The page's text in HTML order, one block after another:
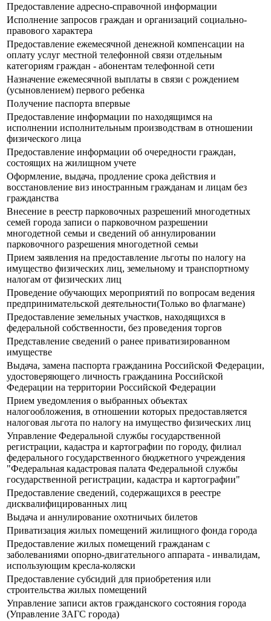
Предоставление адресно-справочной информации
Исполнение запросов граждан и организаций социально-
правового характера
Предоставление ежемесячной денежной компенсации на
оплату услуг местной телефонной связи отдельным
категориям граждан - абонентам телефонной сети
Назначение ежемесячной выплаты в связи с рождением
(усыновлением) первого ребенка
Получение паспорта впервые
Предоставление информации по находящимся на
исполнении исполнительным производствам в отношении
физического лица
Предоставление информации об очередности граждан,
состоящих на жилищном учете
Оформление, выдача, продление срока действия и
восстановление виз иностранным гражданам и лицам без
гражданства
Внесение в реестр парковочных разрешений многодетных
семей города записи о парковочном разрешении
многодетной семьи и сведений об аннулировании
парковочного разрешения многодетной семьи
Прием заявления на предоставление льготы по налогу на
имущество физических лиц, земельному и транспортному
налогам от физических лиц
Проведение обучающих мероприятий по вопросам ведения
предпринимательской деятельности(Только во флагмане)
Предоставление земельных участков, находящихся в
федеральной собственности, без проведения торгов
Представление сведений о ранее приватизированном
имуществе
Выдача, замена паспорта гражданина Российской Федерации,
удостоверяющего личность гражданина Российской
Федерации на территории Российской Федерации
Прием уведомления о выбранных объектах
налогообложения, в отношении которых предоставляется
налоговая льгота по налогу на имущество физических лиц
Управление Федеральной службы государственной
регистрации, кадастра и картографии по городу, филиал
федерального государственного бюджетного учреждения
"Федеральная кадастровая палата Федеральной службы
государственной регистрации, кадастра и картографии"
Предоставление сведений, содержащихся в реестре
дисквалифицированных лиц
Выдача и аннулирование охотничьих билетов
Приватизация жилых помещений жилищного фонда города
Предоставление жилых помещений гражданам с
заболеваниями опорно-двигательного аппарата - инвалидам,
использующим кресла-коляски
Предоставление субсидий для приобретения или
строительства жилых помещений
Управление записи актов гражданского состояния города
(Управление ЗАГС города)